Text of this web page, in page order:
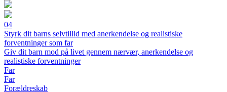
04
Styrk dit barns selvtillid med anerkendelse og realistiske
forventninger som far
Giv dit barn mod på livet gennem nærvær, anerkendelse og
realistiske forventninger
Far
Far
Forældreskab